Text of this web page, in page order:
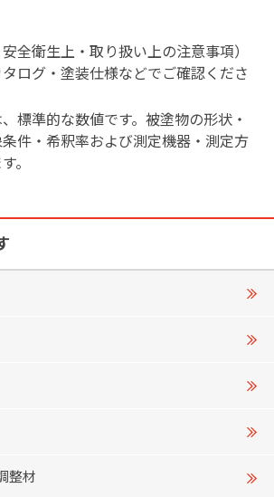
全衛生上・取り扱い上の注意事項）
ログ・塗装仕様などでご確認くださ
標準的な数値です。被塗物の形状・
件・希釈率および測定機器・測定方
。
整材